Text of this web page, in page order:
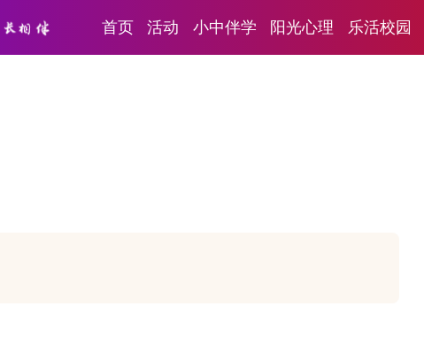
首页 活动 小中伴学 阳光心理 乐活校园